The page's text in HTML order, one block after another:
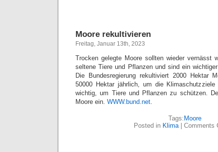
Moore rekultivieren
Freitag, Januar 13th, 2023
Trocken gelegte Moore sollten wieder vernässt
seltene Tiere und Pflanzen und sind ein
Die Bundesregierung rekultiviert 2000 Hektar
50000 Hektar jährlich, um die
wichtig, um Tiere und Pflanzen zu schützen.
Moore ein. WWW.bund.net.
Tags: Moore
Posted in Klima| Comments